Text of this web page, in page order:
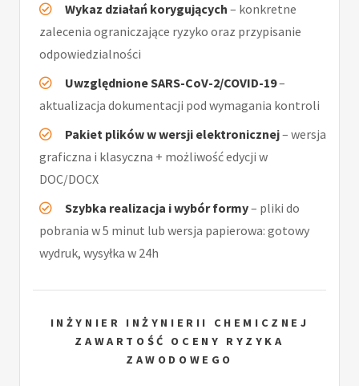
Wykaz działań korygujących – konkretne
zalecenia ograniczające ryzyko oraz przypisanie
odpowiedzialności
Uwzględnione SARS-CoV-2/COVID-19–
aktualizacja dokumentacji pod wymagania kontroli
Pakiet plików w wersji elektronicznej– wersja
graficzna i klasyczna + możliwość edycji w
DOC/DOCX
Szybka realizacja i wybór formy– pliki do
pobrania w 5 minut lub wersja papierowa: gotowy
wydruk, wysyłka w 24h
INŻYNIER INŻYNIERII CHEMICZNEJ
ZAWARTOŚĆ OCENY RYZYKA
ZAWODOWEGO